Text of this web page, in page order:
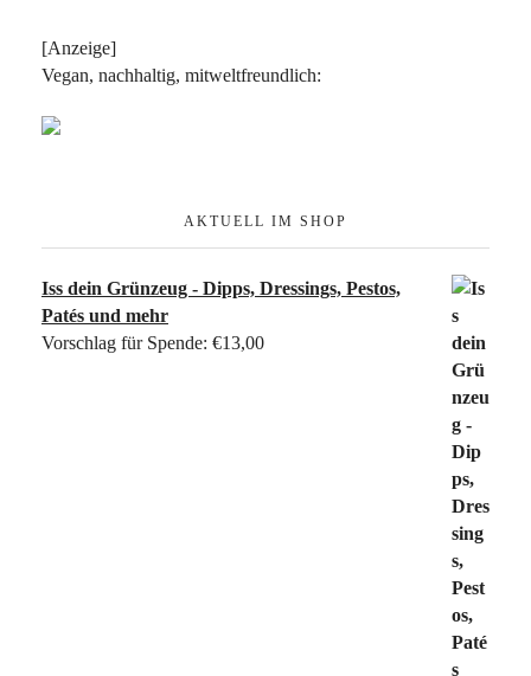
[Anzeige]
Vegan, nachhaltig, mitweltfreundlich:
AKTUELL IM SHOP
Iss dein Grünzeug - Dipps, Dressings, Pestos,
Patés und mehr
Vorschlag für Spende: €13,00